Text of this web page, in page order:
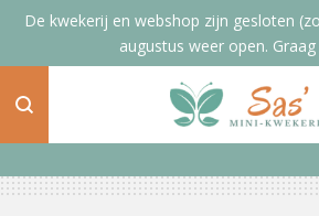
Ga
de
De kwekerij en webshop zijn gesloten
augustus weer open.